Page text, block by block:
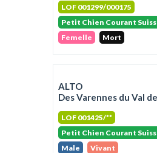
LOF 001299/000175
Petit Chien Courant
Femelle
Mort
ALTO
Des Varennes du Val
LOF 001425/**
Petit Chien Courant
Male
Vivant